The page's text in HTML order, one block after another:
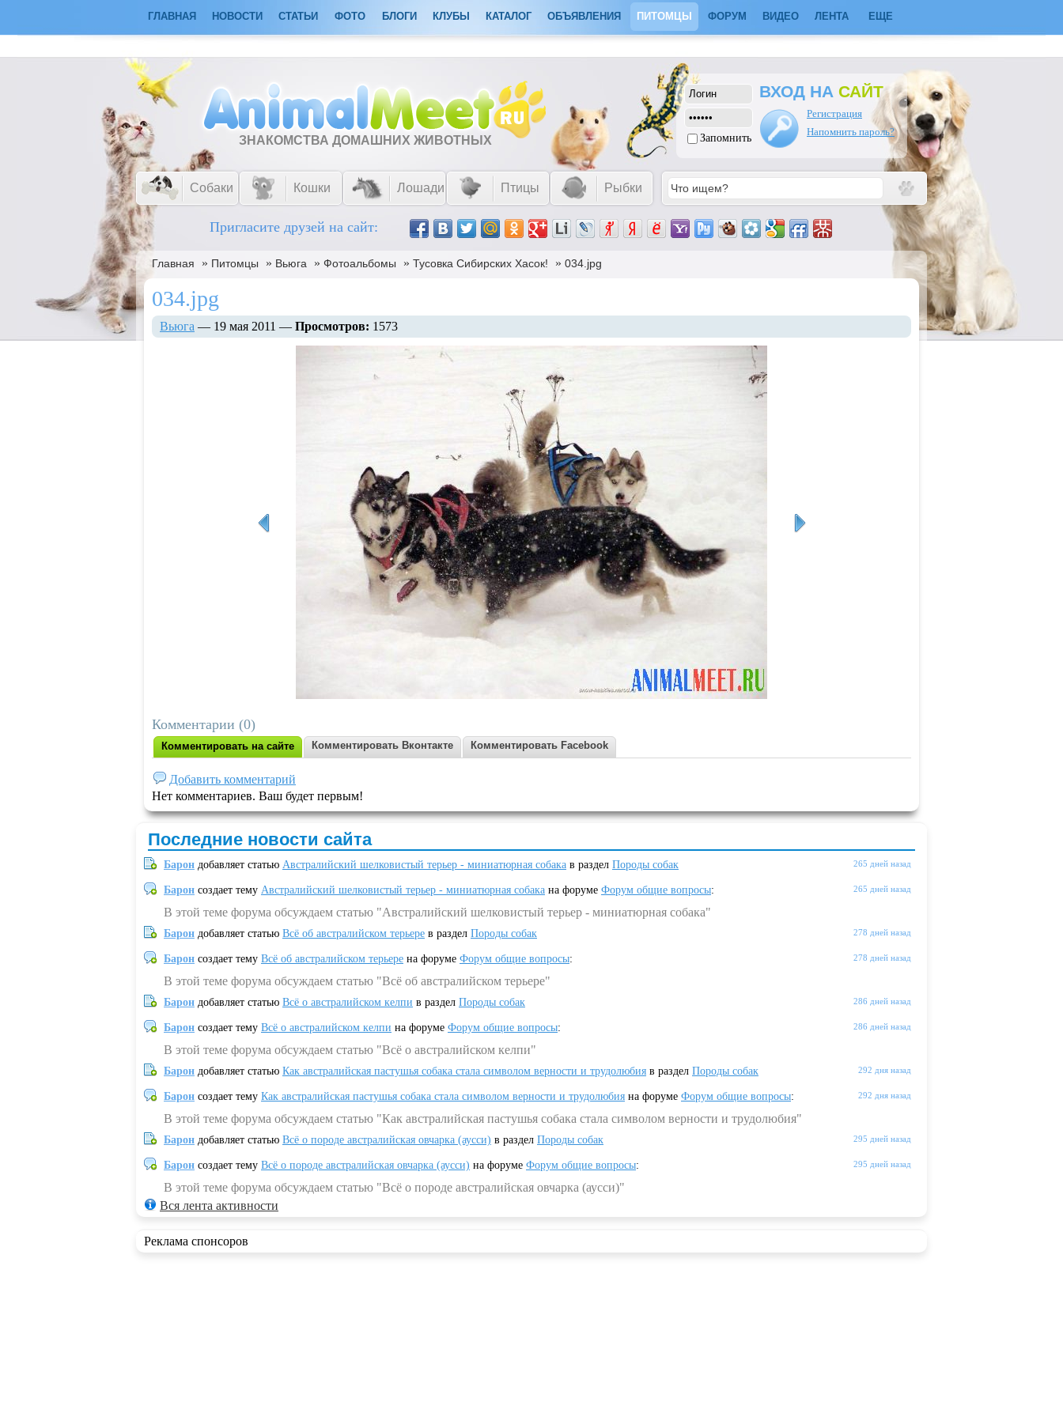
ГЛАВНАЯ НОВОСТИ СТАТЬИ ФОТО БЛОГИ КЛУБЫ КАТАЛОГ ОБЪЯВЛЕНИЯ ПИТОМЦЫ ФОРУМ ВИДЕО ЛЕНТА ЕЩЕ
ЗНАКОМСТВА ДОМАШНИХ ЖИВОТНЫХ Запомнить
ВХОД НА САЙТ
Регистрация
Напомнить пароль?
Собаки Кошки Лошади Птицы Рыбки
Пригласите друзей на сайт:
Главная » Питомцы » Вьюга » Фотоальбомы » Тусовка Сибирских Хасок! » 034.jpg
034.jpg
Вьюга — 19 мая 2011 — Просмотров: 1573
Комментарии (0)
Комментировать на сайте Комментировать Вконтакте Комментировать Facebook
Добавить комментарий
Нет комментариев. Ваш будет первым!
Последние новости сайта
265 дней назад
Барон добавляет статью Австралийский шелковистый терьер - миниатюрная собака в раздел Породы собак
265 дней назад
Барон создает тему Австралийский шелковистый терьер - миниатюрная собака на форуме Форум общие вопросы:
В этой теме форума обсуждаем статью "Австралийский шелковистый терьер - миниатюрная собака"
278 дней назад
Барон добавляет статью Всё об австралийском терьере в раздел Породы собак
278 дней назад
Барон создает тему Всё об австралийском терьере на форуме Форум общие вопросы:
В этой теме форума обсуждаем статью "Всё об австралийском терьере"
286 дней назад
Барон добавляет статью Всё о австралийском келпи в раздел Породы собак
286 дней назад
Барон создает тему Всё о австралийском келпи на форуме Форум общие вопросы:
В этой теме форума обсуждаем статью "Всё о австралийском келпи"
292 дня назад
Барон добавляет статью Как австралийская пастушья собака стала символом верности и трудолюбия в раздел Породы собак
292 дня назад
Барон создает тему Как австралийская пастушья собака стала символом верности и трудолюбия на форуме Форум общие вопросы:
В этой теме форума обсуждаем статью "Как австралийская пастушья собака стала символом верности и трудолюбия"
295 дней назад
Барон добавляет статью Всё о породе австралийская овчарка (аусси) в раздел Породы собак
295 дней назад
Барон создает тему Всё о породе австралийская овчарка (аусси) на форуме Форум общие вопросы:
В этой теме форума обсуждаем статью "Всё о породе австралийская овчарка (аусси)"
Вся лента активности
Реклама спонсоров